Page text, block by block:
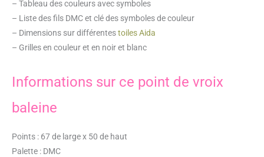
– Tableau des couleurs avec symboles
– Liste des fils DMC et clé des symboles de couleur
– Dimensions sur différentestoiles Aida
– Grilles en couleur et en noir et blanc
Informations sur ce point de vroix
baleine
Points : 67 de large x 50 de haut
Palette : DMC